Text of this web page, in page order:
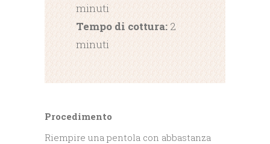
minuti
Tempo di cottura:2
minuti
Procedimento
Riempire una pentola con abbastanza